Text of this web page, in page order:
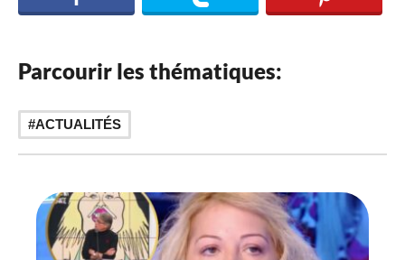
Parcourir les thématiques:
ACTUALITÉS